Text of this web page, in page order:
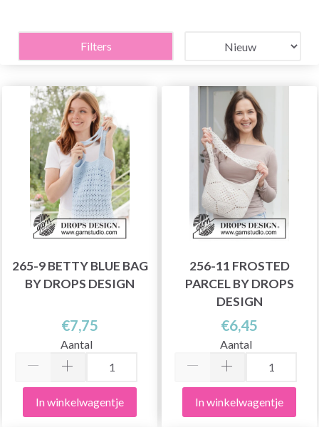
Filters
265-9 BETTY BLUE BAG
BY DROPS DESIGN
€7,75
Aantal
In winkelwagentje
256-11 FROSTED
PARCEL BY DROPS
DESIGN
€6,45
Aantal
In winkelwagentje